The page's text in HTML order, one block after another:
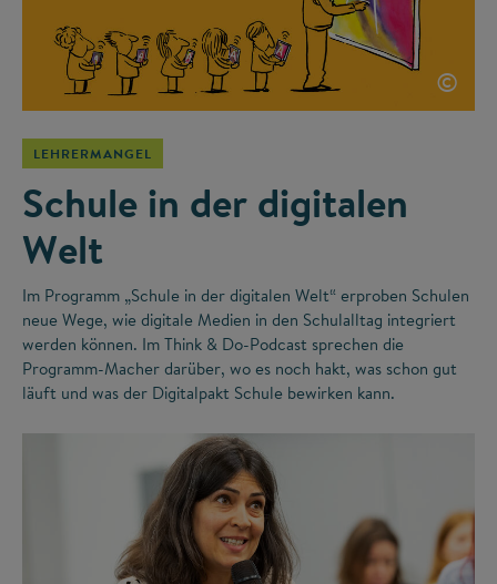
©
LEHRERMANGEL
Schule in der digitalen
Welt
Im Programm „Schule in der digitalen Welt“ erproben Schulen
neue Wege, wie digitale Medien in den Schulalltag integriert
werden können. Im Think & Do-Podcast sprechen die
Programm-Macher darüber, wo es noch hakt, was schon gut
läuft und was der Digitalpakt Schule bewirken kann.